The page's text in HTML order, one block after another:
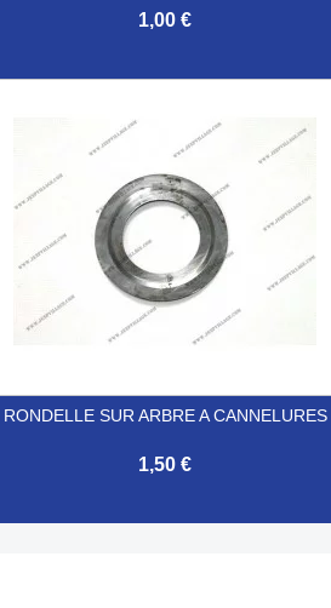
1,00 €
RONDELLE SUR ARBRE A CANNELURES
1,50 €